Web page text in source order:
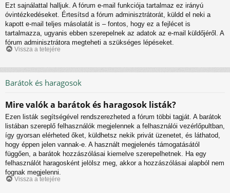
Ezt sajnálattal halljuk. A fórum e-mail funkciója tartalmaz ez irányú
óvintézkedéseket. Értesítsd a fórum adminisztrátorát, küldd el neki a
kapott e-mail teljes másolatát is – fontos, hogy ez a fejlécet is
tartalmazza, ugyanis ebben szerepelnek az adatok az e-mail küldőjéről. A
fórum adminisztrátora megteheti a szükséges lépéseket.
Vissza a tetejére
Barátok és haragosok
Mire valók a barátok és haragosok listák?
Ezen listák segítségével rendszerezheted a fórum többi tagját. A barátok
listában szereplő felhasználók megjelennek a felhasználói vezérlőpultban,
így gyorsan elérheted őket, küldhetsz nekik privát üzenetet, és láthatod,
hogy éppen jelen vannak-e. A használt megjelenés támogatásától
függően, a barátok hozzászólásai kiemelve szerepelhetnek. Ha egy
felhasználót haragosként jelölsz meg, akkor a hozzászólásai alapból nem
fognak megjelenni.
Vissza a tetejére